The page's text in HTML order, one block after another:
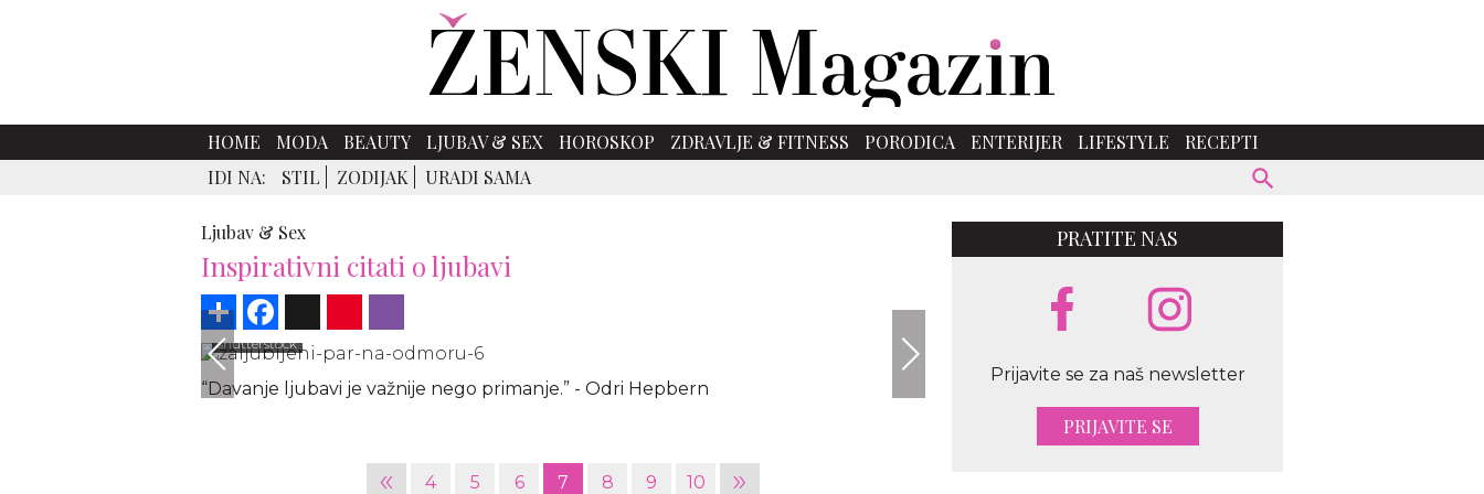
HOME MODA BEAUTY LJUBAV & SEX HOROSKOP ZDRAVLJE & FITNESS PORODICA ENTERIJER LIFESTYLE
RECEPTI
IDI NA:
STIL ZODIJAK URADI SAMA
Ljubav & Sex
Inspirativni citati o ljubavi
Share
shutterstock
“Davanje ljubavi je važnije nego primanje.” - Odri Hepbern
« 4 5 6 7 8 9 10 »
PRATITE NAS
Prijavite se za naš newsletter
PRIJAVITE SE